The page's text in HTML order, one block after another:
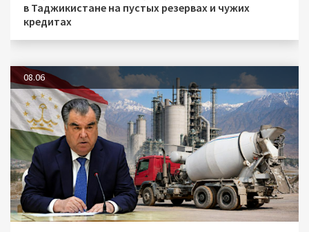
в Таджикистане на пустых резервах и чужих
кредитах
08.06